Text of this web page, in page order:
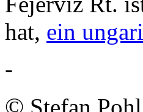
hat, ein
-